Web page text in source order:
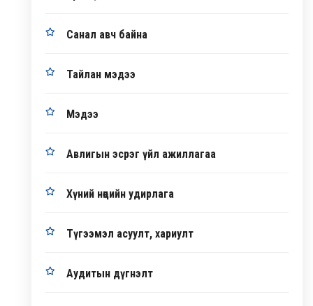
Санал авч байна
Тайлан мэдээ
Мэдээ
Авлигын эсрэг үйл ажиллагаа
Хүний нөөцийн удирлага
Түгээмэл асуулт, хариулт
Аудитын дүгнэлт